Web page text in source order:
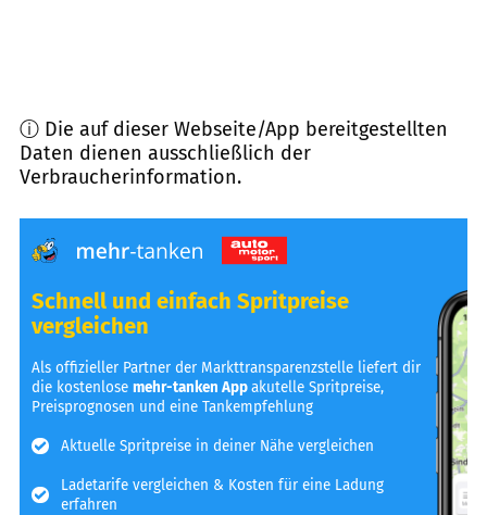
ⓘ Die auf dieser Webseite/App bereitgestellten
Daten dienen ausschließlich der
Verbraucherinformation.
Schnell und einfach Spritpreise
vergleichen
Als offizieller Partner der Markttransparenzstelle liefert dir
die kostenlosemehr-tanken Appakutelle Spritpreise,
Preisprognosen und eine Tankempfehlung
Aktuelle Spritpreise in deiner Nähe vergleichen
Ladetarife vergleichen & Kosten für eine Ladung
erfahren